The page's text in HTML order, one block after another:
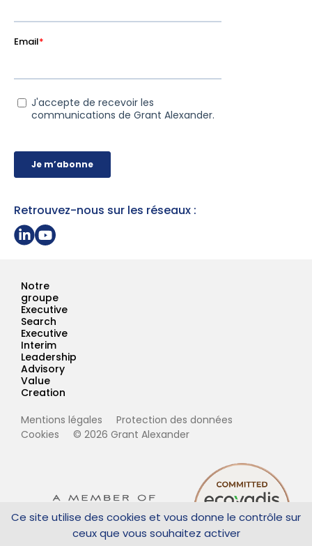
Retrouvez-nous sur les réseaux :
Partager sur Linkedin
Page Youtube Grant Alexander
Notre
groupe
Executive
Search
Executive
Interim
Leadership
Advisory
Value
Creation
Mentions légales
Protection des données
Cookies
© 2026 Grant Alexander
Ce site utilise des cookies et vous donne le contrôle sur
ceux que vous souhaitez activer